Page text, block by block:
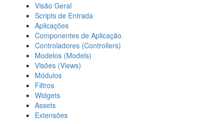
Visão Geral
Scripts de Entrada
Aplicações
Componentes de Aplicação
Controladores (Controllers)
Modelos (Models)
Visões (Views)
Módulos
Filtros
Widgets
Assets
Extensões